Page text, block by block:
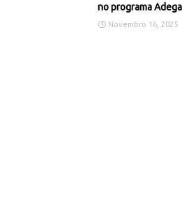
no programa
Novembro 16, 2025